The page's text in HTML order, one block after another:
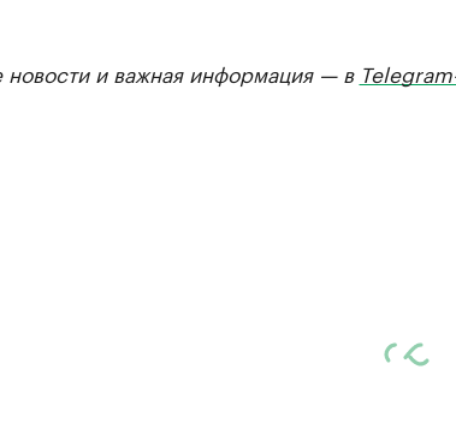
новости и важная информация — в